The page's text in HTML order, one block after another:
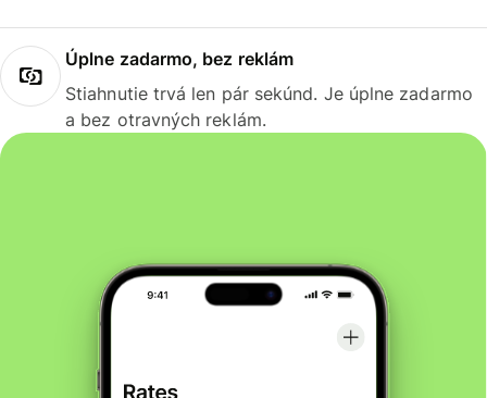
Úplne zadarmo, bez reklám
Stiahnutie trvá len pár sekúnd. Je úplne zadarmo
a bez otravných reklám.